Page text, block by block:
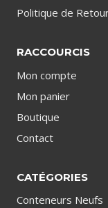
Politique de
RACCOURCIS
Mon compte
Mon panier
Boutique
Contact
CATÉGORIES
Conteneurs Neufs